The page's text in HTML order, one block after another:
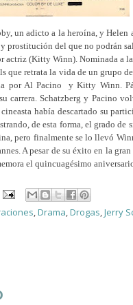
un adicto a la heroína, y Helen
prostitución del que no podrán
actriz (Kitty Winn). Nominada a la
que retrata la vida de un grupo
por Al Pacino y Kitty Winn.
carrera. Schatzberg y Pacino
había descartado su
de esta forma, el grado de
pero finalmente se lo llevó
A pesar de su éxito en la
el quincuagésimo
,Drama,Drogas,Jerry